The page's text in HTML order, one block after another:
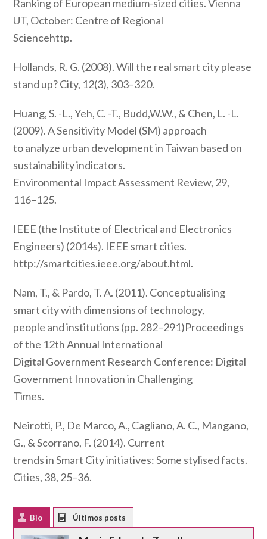
Ranking of European medium-sized cities. Vienna
UT, October: Centre of Regional
Sciencehttp.
Hollands, R. G. (2008). Will the real smart city please
stand up? City, 12(3), 303–320.
Huang, S. -L., Yeh, C. -T., Budd,W.W., & Chen, L. -L.
(2009). A Sensitivity Model (SM) approach
to analyze urban development in Taiwan based on
sustainability indicators.
Environmental Impact Assessment Review, 29,
116–125.
IEEE (the Institute of Electrical and Electronics
Engineers) (2014s). IEEE smart cities.
http://smartcities.ieee.org/about.html.
Nam, T., & Pardo, T. A. (2011). Conceptualising
smart city with dimensions of technology,
people and institutions (pp. 282–291)Proceedings
of the 12th Annual International
Digital Government Research Conference: Digital
Government Innovation in Challenging
Times.
Neirotti, P., De Marco, A., Cagliano, A. C., Mangano,
G., & Scorrano, F. (2014). Current
trends in Smart City initiatives: Some stylised facts.
Cities, 38, 25–36.
Bio